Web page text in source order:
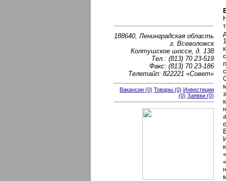
188640, Ленинградская область
г. Всеволожск
Колтушское шоссе, д. 138
Тел.: (813) 70 23-519
Факс: (813) 70 23-186
Телетайп: 822221 «Совет»
Вакансии (0) Товары (0) Инвестиции
(0) Заявки (0)